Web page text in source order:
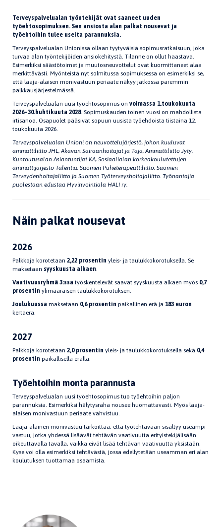
Terveyspalvelualan työntekijät ovat saaneet uuden
työehtosopimuksen. Sen ansiosta alan palkat nousevat ja
työehtoihin tulee useita parannuksia.
Terveyspalvelualan Unionissa ollaan tyytyväisiä sopimusratkaisuun, joka
turvaa alan työntekijöiden ansiokehitystä. Tilanne on ollut haastava.
Esimerkiksi säästötoimet ja muutosneuvottelut ovat kuormittaneet alaa
merkittävästi. Myönteistä nyt solmitussa sopimuksessa on esimerkiksi se,
että laaja-alaisen monivastuun periaate näkyy jatkossa paremmin
palkkausjärjestelmässä.
Terveyspalvelualan uusi työehtosopimus on voimassa 1.toukokuuta
2026–30.huhtikuuta 2028. Sopimuskauden toinen vuosi on mahdollista
irtisanoa. Osapuolet pääsivät sopuun uusista työehdoista tiistaina 12.
toukokuuta 2026.
Terveyspalvelualan Unioni on neuvottelujärjestö, johon kuuluvat
ammattiliitto JHL, Akavan Sairaanhoitajat ja Taja, Ammattiliitto Jyty,
Kuntoutusalan Asiantuntijat KA, Sosiaalialan korkeakoulutettujen
ammattijärjestö Talentia, Suomen Puheterapeuttiliitto, Suomen
Terveydenhoitajaliitto ja Suomen Työterveyshoitajaliitto. Työnantajia
puolestaan edustaa Hyvinvointiala HALI ry.
Näin palkat nousevat
2026
Palkkoja korotetaan 2,22 prosentin yleis- ja taulukkokorotuksella. Se
maksetaan syyskuusta alkaen.
Vaativuusryhmä 3:ssa työskentelevät saavat syyskuusta alkaen myös 0,7
prosentin ylimääräisen taulukkokorotuksen.
Joulukuussa maksetaan 0,6 prosentin paikallinen erä ja 183 euron
kertaerä.
2027
Palkkoja korotetaan 2,0 prosentin yleis- ja taulukkokorotuksella sekä 0,4
prosentin paikallisella erällä.
Työehtoihin monta parannusta
Terveyspalvelualan uusi työehtosopimus tuo työehtoihin paljon
parannuksia. Esimerkiksi hälytysraha nousee huomattavasti. Myös laaja-
alaisen monivastuun periaate vahvistuu.
Laaja-alainen monivastuu tarkoittaa, että työtehtävään sisältyy useampi
vastuu, jotka yhdessä lisäävät tehtävän vaativuutta erityistekijälisään
oikeuttavalla tavalla, vaikka eivät lisää tehtävän vaativuutta yksistään.
Kyse voi olla esimerkiksi tehtävästä, jossa edellytetään useamman eri alan
koulutuksen tuottamaa osaamista.